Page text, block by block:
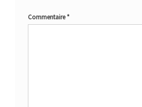
Commentaire*